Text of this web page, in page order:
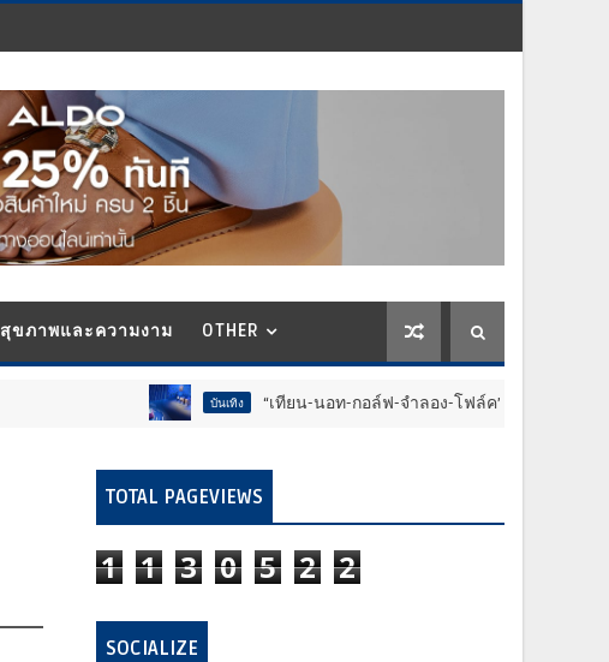
สุขภาพและความงาม OTHER
บันเทิง “เทียน-นอท-กอล์ฟ-จำลอง-โฟล์ค” ร้องจ๊าก!! อุปกรณ์ม่วนจ
TOTAL PAGEVIEWS
1 1 3 0 5 2 2
SOCIALIZE